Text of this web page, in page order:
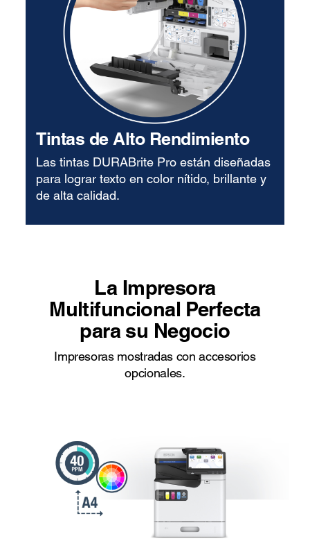
Tintas de Alto Rendimiento
Las tintas DURABrite Pro están diseñadas
para lograr texto en color nítido, brillante y
de alta calidad.
La Impresora
Multifuncional Perfecta
para su Negocio
Impresoras mostradas con accesorios
opcionales.